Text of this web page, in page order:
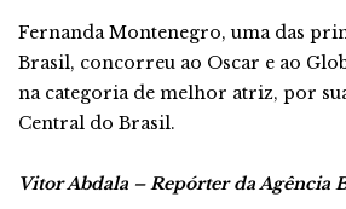
Fernanda Montenegro, uma das
Brasil, concorreu ao Oscar e ao
na categoria de melhor atriz, por
Central do Brasil.
Vitor Abdala – Repórter da Agência